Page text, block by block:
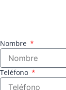
Nombre
Teléfono